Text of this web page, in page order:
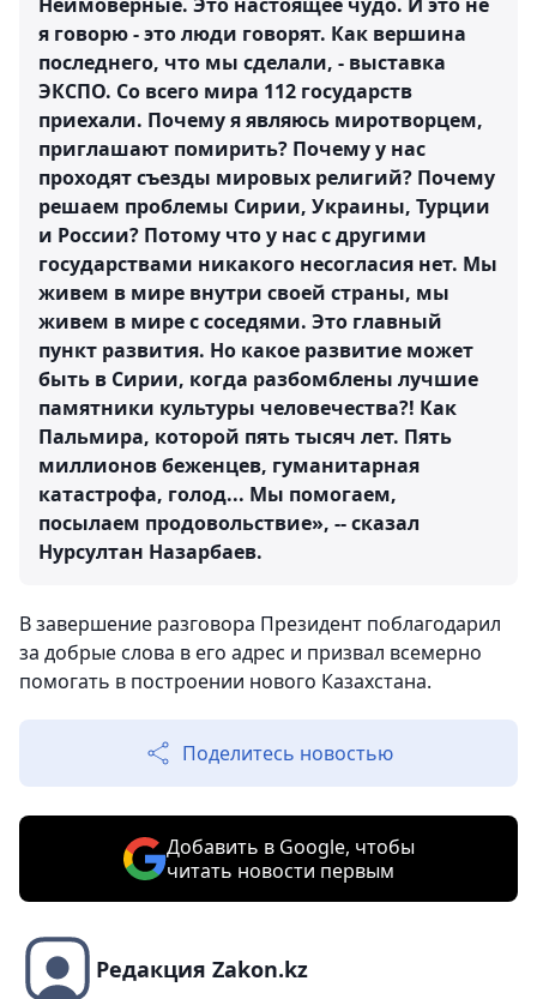
я говорю - это люди говорят. Как вершина
последнего, что мы сделали, - выставка
ЭКСПО. Со всего мира 112 государств
приехали. Почему я являюсь миротворцем,
приглашают помирить? Почему у нас
проходят съезды мировых религий? Почему
решаем проблемы Сирии, Украины, Турции
и России? Потому что у нас с другими
государствами никакого несогласия нет. Мы
живем в мире внутри своей страны, мы
живем в мире с соседями. Это главный
пункт развития. Но какое развитие может
быть в Сирии, когда разбомблены лучшие
памятники культуры человечества?! Как
Пальмира, которой пять тысяч лет. Пять
миллионов беженцев, гуманитарная
катастрофа, голод... Мы помогаем,
посылаем продовольствие», -- сказал
Нурсултан Назарбаев.
В завершение разговора Президент поблагодарил
за добрые слова в его адрес и призвал всемерно
помогать в построении нового Казахстана.
Поделитесь новостью
Добавить в Google, чтобы
читать новости первым
Редакция Zakon.kz